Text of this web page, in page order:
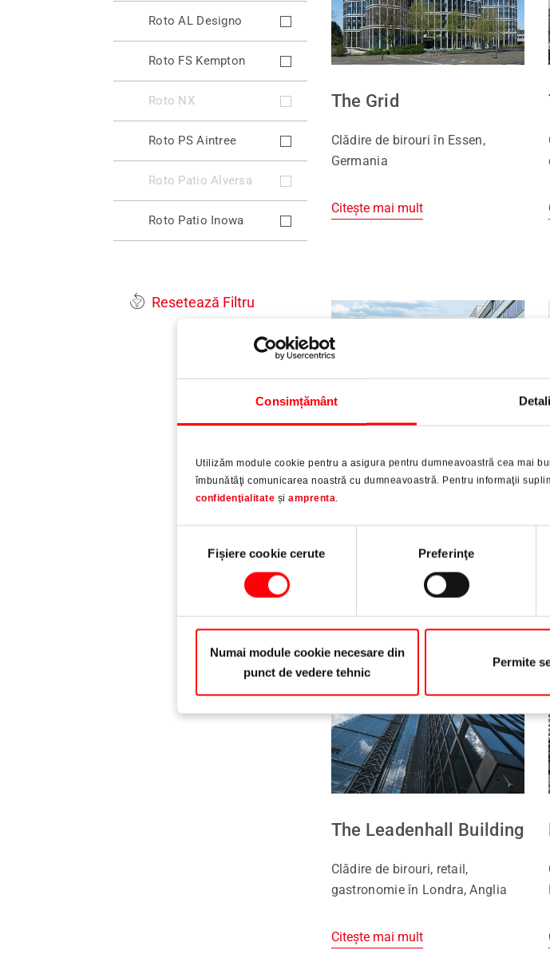
Consimțământ
Utilizăm module cookie pentru a asigura pentru dumneavoastră cea mai
îmbunătăţi comunicarea noastră cu dumneavoastră. Pentru informaţii
confidenţialitate și amprenta
consimțământului
Fișiere cookie cerute Preferinţe
Numai module cookie necesare din
punct de vedere tehnic
Permite
Roto AL Designo
Roto FS Kempton
Roto NX
Roto PS Aintree
Roto Patio Alversa
Roto Patio Inowa
Resetează Filtru
The Grid
Clădire de birouri în Essen,
Germania
Citește mai mult
Thales Germania
Clădire de birouri în Ditzingen
lângă Stuttgart, Germania
The Leadenhall Building
Clădire de birouri, retail,
gastronomie în Londra, Anglia
Citește mai mult